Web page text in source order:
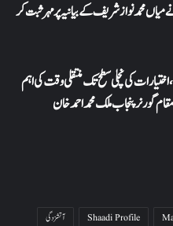
میاں محمد نواز شریف کے بیانیہ پر مہر ثبت کر
کی نچلی سطح تک منتقلی وقت کی اہم
گورنر پنجاب ملک محمد احمد خان
Shaadi Profile
آتشزدگی